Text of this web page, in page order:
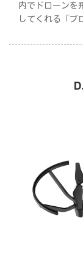
内でドローンを
してくれる「プ